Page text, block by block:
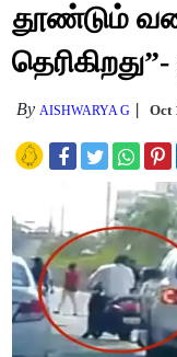
தூண்டும்
By AISHWARYA G Oct